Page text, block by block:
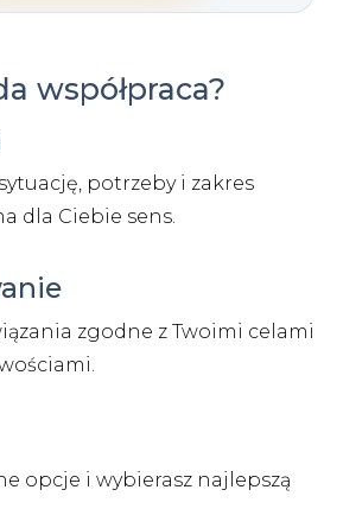
współpraca?
potrzeby i zakres
dla Ciebie sens.
zgodne z Twoimi celami
opcje i wybierasz najlepszą